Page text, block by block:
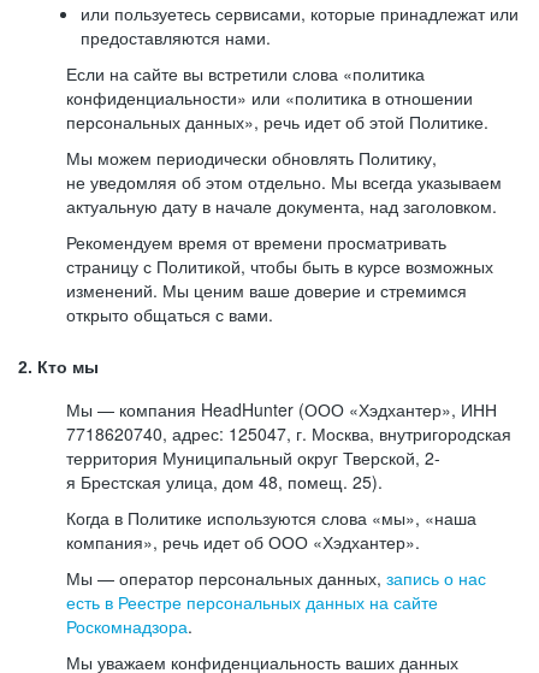
или пользуетесь сервисами, которые принадлежат или
предоставляются нами.
Если на сайте вы встретили слова «политика
конфиденциальности» или «политика в отношении
персональных данных», речь идет об этой Политике.
Мы можем периодически обновлять Политику,
не уведомляя об этом отдельно. Мы всегда указываем
актуальную дату в начале документа, над заголовком.
Рекомендуем время от времени просматривать
страницу с Политикой, чтобы быть в курсе возможных
изменений. Мы ценим ваше доверие и стремимся
открыто общаться с вами.
2. Кто мы
Мы — компания HeadHunter (ООО «Хэдхантер», ИНН
7718620740, адрес: 125047, г. Москва, внутригородская
территория Муниципальный округ Тверской, 2-
я Брестская улица, дом 48, помещ. 25).
Когда в Политике используются слова «мы», «наша
компания», речь идет об ООО «Хэдхантер».
Мы — оператор персональных данных, запись о нас
есть в Реестре персональных данных на сайте
Роскомнадзора.
Мы уважаем конфиденциальность ваших данных